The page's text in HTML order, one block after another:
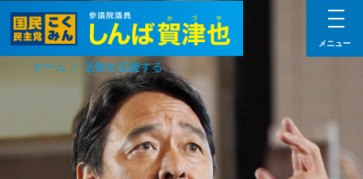
メニュー
ホーム / 活動を応援する